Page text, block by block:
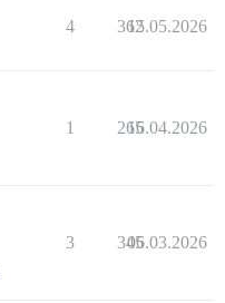
4 362
15.05.2026
1 265
16.04.2026
3 345
06.03.2026